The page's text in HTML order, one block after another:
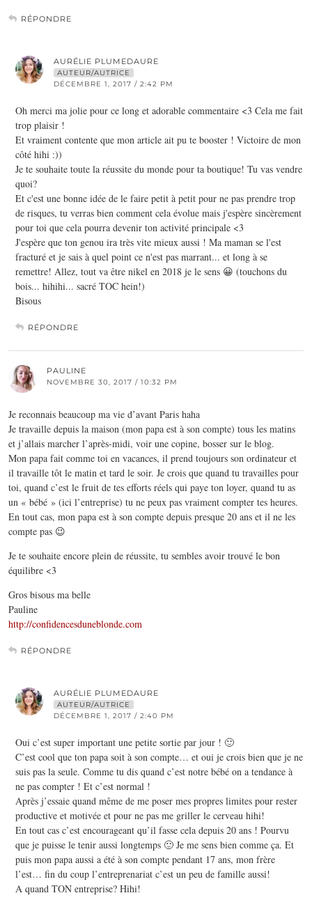
RÉPONDRE
AURÉLIE PLUMEDAURE
AUTEUR/AUTRICE
DÉCEMBRE 1, 2017 / 2:42 PM
Oh merci ma jolie pour ce long et adorable commentaire <3 Cela me fait
trop plaisir !
Et vraiment contente que mon article ait pu te booster ! Victoire de mon
côté hihi :))
Je te souhaite toute la réussite du monde pour ta boutique! Tu vas vendre
quoi?
Et c'est une bonne idée de le faire petit à petit pour ne pas prendre trop
de risques, tu verras bien comment cela évolue mais j'espère sincèrement
pour toi que cela pourra devenir ton activité principale <3
J'espère que ton genou ira très vite mieux aussi ! Ma maman se l'est
fracturé et je sais à quel point ce n'est pas marrant... et long à se
remettre! Allez, tout va être nikel en 2018 je le sens 😀 (touchons du
bois... hihihi... sacré TOC hein!)
Bisous
RÉPONDRE
PAULINE
NOVEMBRE 30, 2017 / 10:32 PM
Je reconnais beaucoup ma vie d’avant Paris haha
Je travaille depuis la maison (mon papa est à son compte) tous les matins
et j’allais marcher l’après-midi, voir une copine, bosser sur le blog.
Mon papa fait comme toi en vacances, il prend toujours son ordinateur et
il travaille tôt le matin et tard le soir. Je crois que quand tu travailles pour
toi, quand c’est le fruit de tes efforts réels qui paye ton loyer, quand tu as
un « bébé » (ici l’entreprise) tu ne peux pas vraiment compter tes heures.
En tout cas, mon papa est à son compte depuis presque 20 ans et il ne les
compte pas 😉
Je te souhaite encore plein de réussite, tu sembles avoir trouvé le bon
équilibre <3
Gros bisous ma belle
Pauline
http://confidencesduneblonde.com
RÉPONDRE
AURÉLIE PLUMEDAURE
AUTEUR/AUTRICE
DÉCEMBRE 1, 2017 / 2:40 PM
Oui c’est super important une petite sortie par jour ! 🙂
C’est cool que ton papa soit à son compte… et oui je crois bien que je ne
suis pas la seule. Comme tu dis quand c’est notre bébé on a tendance à
ne pas compter ! Et c’est normal !
Après j’essaie quand même de me poser mes propres limites pour rester
productive et motivée et pour ne pas me griller le cerveau hihi!
En tout cas c’est encourageant qu’il fasse cela depuis 20 ans ! Pourvu
que je puisse le tenir aussi longtemps 🙂 Je me sens bien comme ça. Et
puis mon papa aussi a été à son compte pendant 17 ans, mon frère
l’est… fin du coup l’entreprenariat c’est un peu de famille aussi!
A quand TON entreprise? Hihi!